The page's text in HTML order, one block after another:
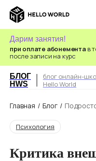
при оплате абонементав
после записи на курс
Дарим занятия!
БЛОГ
HWS
блог онлайн-
Hello World
Главная / Блог /
Психология
Критика